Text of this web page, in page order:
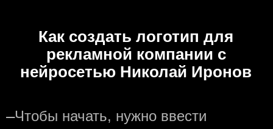
Как создать логотип для
рекламной компании с
нейросетью Николай Иронов
—Чтобы начать, нужно ввести